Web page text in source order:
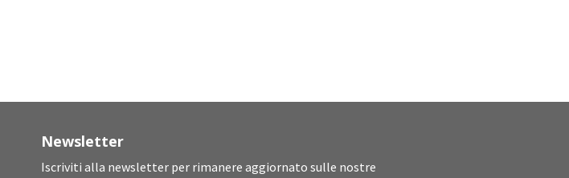
Newsletter
Iscriviti alla newsletter per rimanere aggiornato sulle nostre